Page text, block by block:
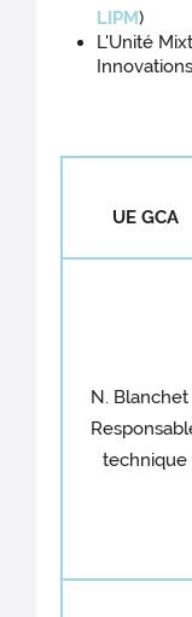
LIPM)
L'Unité
UE GCA
N. Blanchet
technique